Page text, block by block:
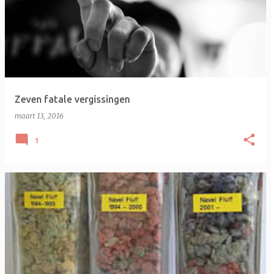
Zeven fatale vergissingen
maart 13, 2016
1